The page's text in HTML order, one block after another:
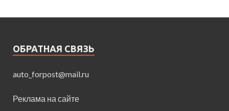
ОБРАТНАЯ СВЯЗЬ
auto_forpost@mail.ru
Реклама на сайте